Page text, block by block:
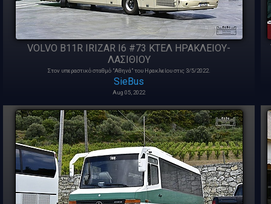
VOLVO B11R IRIZAR Ι6 #73 ΚΤΕΛ ΗΡΑΚΛΕΙΟΥ-
ΛΑΣΙΘΙΟΥ
Στον υπεραστικό σταθμό "Αθηνά" του Ηρακλείου στις 3/5/2022.
SieBus
Aug 05, 2022